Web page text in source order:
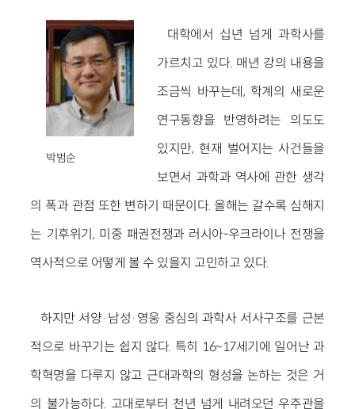
박범순
대학에서 십년 넘게 과학사를
가르치고 있다. 매년 강의 내용을
조금씩 바꾸는데, 학계의 새로운
연구동향을 반영하려는 의도도
있지만, 현재 벌어지는 사건들을
보면서 과학과 역사에 관한 생각
의 폭과 관점 또한 변하기 때문이다. 올해는 갈수록 심해지
는 기후위기, 미중 패권전쟁과 러시아-우크라이나 전쟁을
역사적으로 어떻게 볼 수 있을지 고민하고 있다.
하지만 서양·남성·영웅 중심의 과학사 서사구조를 근본
적으로 바꾸기는 쉽지 않다. 특히 16~17세기에 일어난 과
학혁명을 다루지 않고 근대과학의 형성을 논하는 것은 거
의 불가능하다. 고대로부터 천년 넘게 내려오던 우주관을